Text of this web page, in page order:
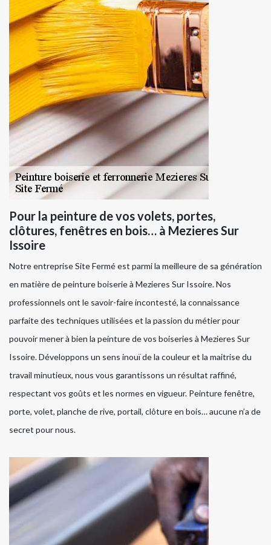
Pour la peinture de vos volets, portes,
clôtures, fenêtres en bois… à Mezieres Sur
Issoire
Notre entreprise Site Fermé est parmi la meilleure de sa génération
en matière de peinture boiserie à Mezieres Sur Issoire. Nos
professionnels ont le savoir-faire incontesté, la connaissance
parfaite des techniques utilisées et la passion du métier pour
pouvoir mener à bien la peinture de vos boiseries à Mezieres Sur
Issoire. Développons un sens inouï de la couleur et la maitrise du
travail minutieux, nous vous garantissons un résultat raffiné,
respectant vos goûts et les normes en vigueur. Peinture fenêtre,
porte, volet, planche de rive, portail, clôture en bois… aucune n’a de
secret pour nous.